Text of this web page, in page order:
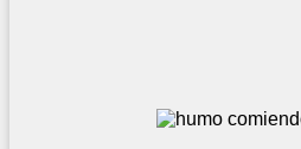
respirando humo
quizás habría
a Santiago